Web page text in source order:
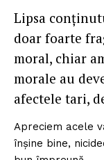
Lipsa
doar foarte
moral, chiar
morale au
afectele tari,
Apreciem acele
înșine bine,